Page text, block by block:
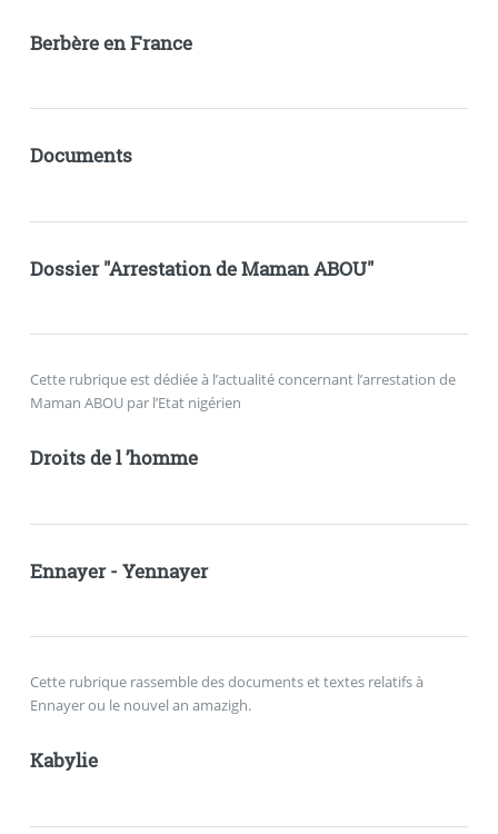
Berbère en France
Documents
Dossier "Arrestation de Maman ABOU"
Cette rubrique est dédiée à l’actualité concernant l’arrestation de
Maman ABOU par l’Etat nigérien
Droits de l ’homme
Ennayer - Yennayer
Cette rubrique rassemble des documents et textes relatifs à
Ennayer ou le nouvel an amazigh.
Kabylie